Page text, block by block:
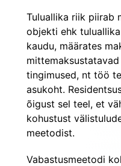
Tuluallika riik piirab
objekti ehk
kaudu, määrates
tingimused, nt töö
asukoht.
õigust sel teel, et
kohustust
meetodist.
Vabastusmeetodi